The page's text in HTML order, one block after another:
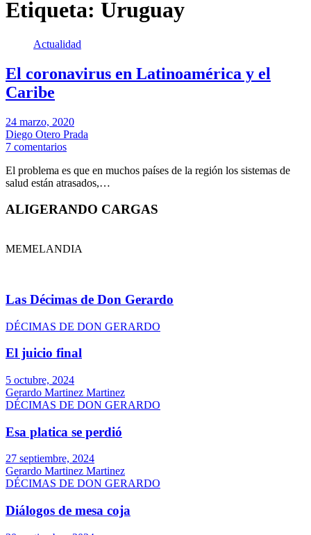
Etiqueta: Uruguay
Actualidad
El coronavirus en Latinoamérica y el
Caribe
24 marzo, 2020
Diego Otero Prada
7 comentarios
El problema es que en muchos países de la región los sistemas de
salud están atrasados,…
ALIGERANDO CARGAS
MEMELANDIA
Las Décimas de Don Gerardo
DÉCIMAS DE DON GERARDO
El juicio final
5 octubre, 2024
Gerardo Martinez Martinez
DÉCIMAS DE DON GERARDO
Esa platica se perdió
27 septiembre, 2024
Gerardo Martinez Martinez
DÉCIMAS DE DON GERARDO
Diálogos de mesa coja